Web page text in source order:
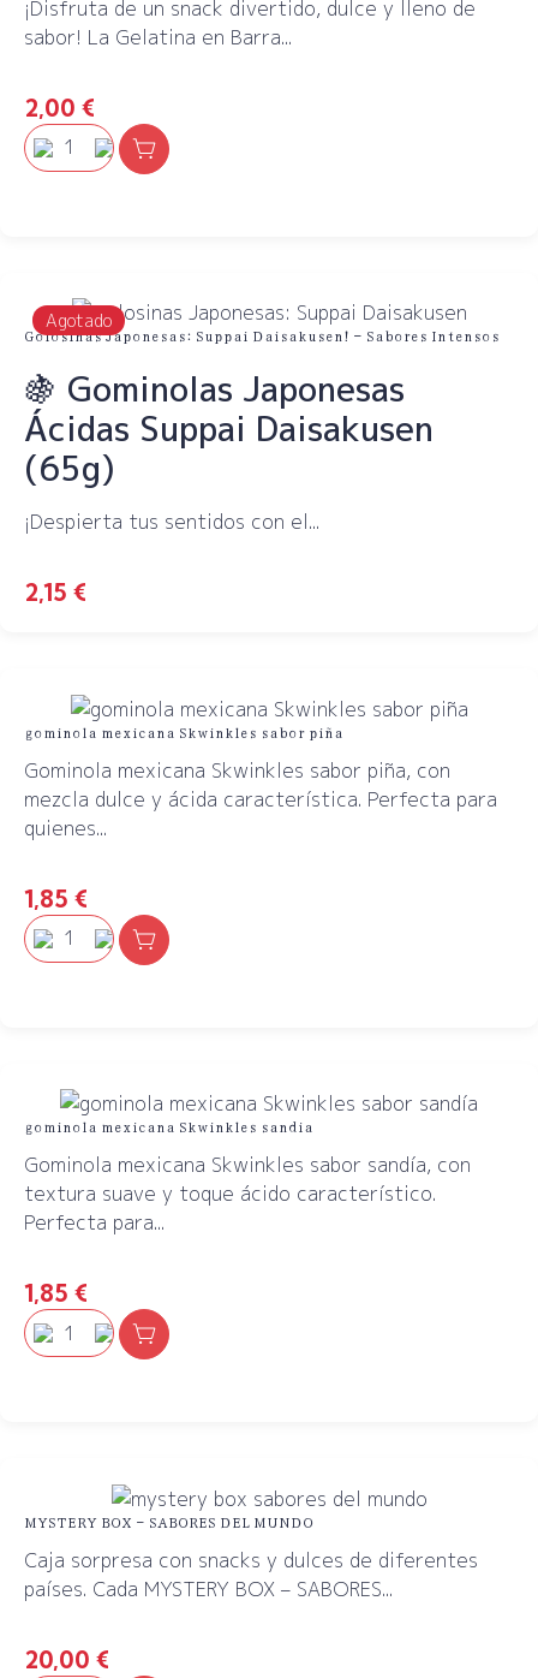
¡Disfruta de un snack divertido, dulce y lleno de
sabor! La Gelatina en Barra...
2,00 €
Agotado
Golosinas Japonesas: Suppai Daisakusen! – Sabores Intensos
🍇 Gominolas Japonesas
Ácidas Suppai Daisakusen
(65g)
¡Despierta tus sentidos con el...
2,15 €
gominola mexicana Skwinkles sabor piña
Gominola mexicana Skwinkles sabor piña, con
mezcla dulce y ácida característica. Perfecta para
quienes...
1,85 €
gominola mexicana Skwinkles sandia
Gominola mexicana Skwinkles sabor sandía, con
textura suave y toque ácido característico.
Perfecta para...
1,85 €
MYSTERY BOX – SABORES DEL MUNDO
Caja sorpresa con snacks y dulces de diferentes
países. Cada MYSTERY BOX – SABORES...
20,00 €